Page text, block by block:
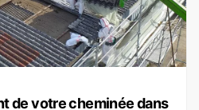
de votre cheminée dans